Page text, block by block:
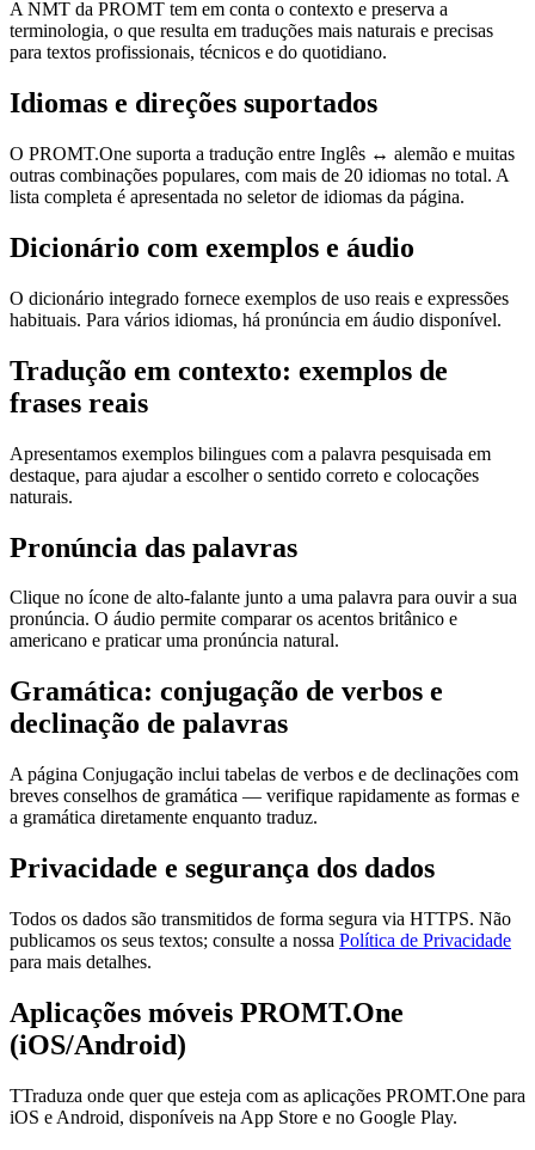
A NMT da PROMT tem em conta o contexto e preserva a
terminologia, o que resulta em traduções mais naturais e precisas
para textos profissionais, técnicos e do quotidiano.
Idiomas e direções suportados
O PROMT.One suporta a tradução entre Inglês ↔ alemão e muitas
outras combinações populares, com mais de 20 idiomas no total. A
lista completa é apresentada no seletor de idiomas da página.
Dicionário com exemplos e áudio
O dicionário integrado fornece exemplos de uso reais e expressões
habituais. Para vários idiomas, há pronúncia em áudio disponível.
Tradução em contexto: exemplos de
frases reais
Apresentamos exemplos bilingues com a palavra pesquisada em
destaque, para ajudar a escolher o sentido correto e colocações
naturais.
Pronúncia das palavras
Clique no ícone de alto-falante junto a uma palavra para ouvir a sua
pronúncia. O áudio permite comparar os acentos britânico e
americano e praticar uma pronúncia natural.
Gramática: conjugação de verbos e
declinação de palavras
A página Conjugação inclui tabelas de verbos e de declinações com
breves conselhos de gramática — verifique rapidamente as formas e
a gramática diretamente enquanto traduz.
Privacidade e segurança dos dados
Todos os dados são transmitidos de forma segura via HTTPS. Não
publicamos os seus textos; consulte a nossa Política de Privacidade
para mais detalhes.
Aplicações móveis PROMT.One
(iOS/Android)
TTraduza onde quer que esteja com as aplicações PROMT.One para
iOS e Android, disponíveis na App Store e no Google Play.